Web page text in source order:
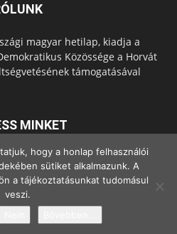
magyar hetilap, kiadja a
Közössége a Horvát
támogatásával
MINKET
Minden jog fenntartva.
hogy a honlap felhasználói
sütiket alkalmazunk. A
a tájékoztatásunkat tudomásul
veszi.